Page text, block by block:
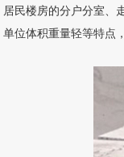
居民楼房的分户分室、
单位体积重量轻等特点